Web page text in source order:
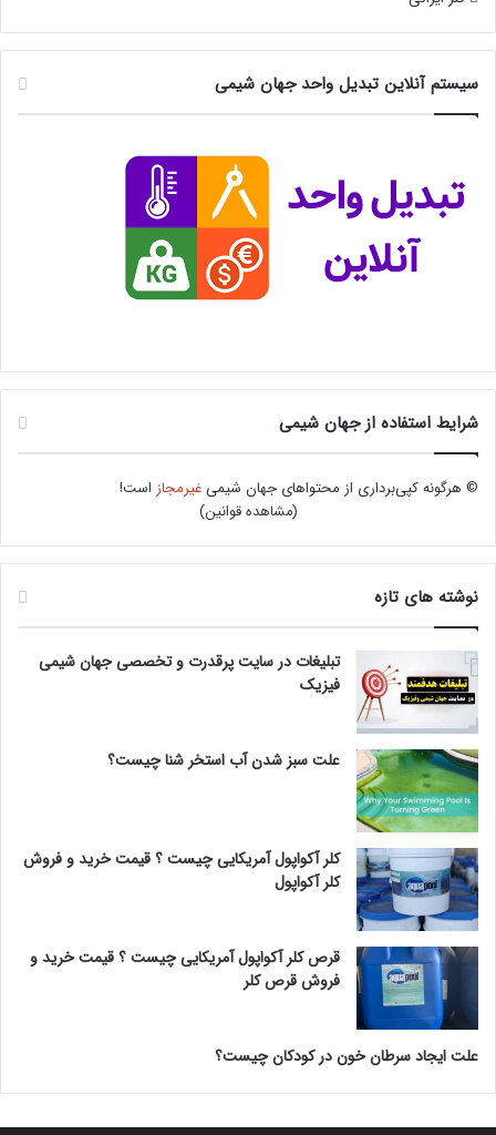
سیستم آنلاین تبدیل واحد جهان شیمی
شرایط استفاده از جهان شیمی
© هرگونه کپی‌برداری از محتواهای جهان شیمیغیرمجاز است!
(مشاهده قوانین)
نوشته های تازه
تبلیغات در سایت پرقدرت و تخصصی جهان شیمی
فیزیک
علت سبز شدن آب استخر شنا چیست؟
کلر آکواپول آمریکایی چیست ؟ قیمت خرید و فروش
کلر آکواپول
قرص کلر آکواپول آمریکایی چیست ؟ قیمت خرید و
فروش قرص کلر
علت ایجاد سرطان خون در کودکان چیست؟